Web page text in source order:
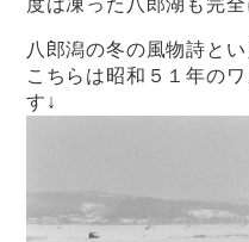
度は凍った八郎湖も完
八郎潟の冬の風物詩と
こちらは昭和５１年の
す↓